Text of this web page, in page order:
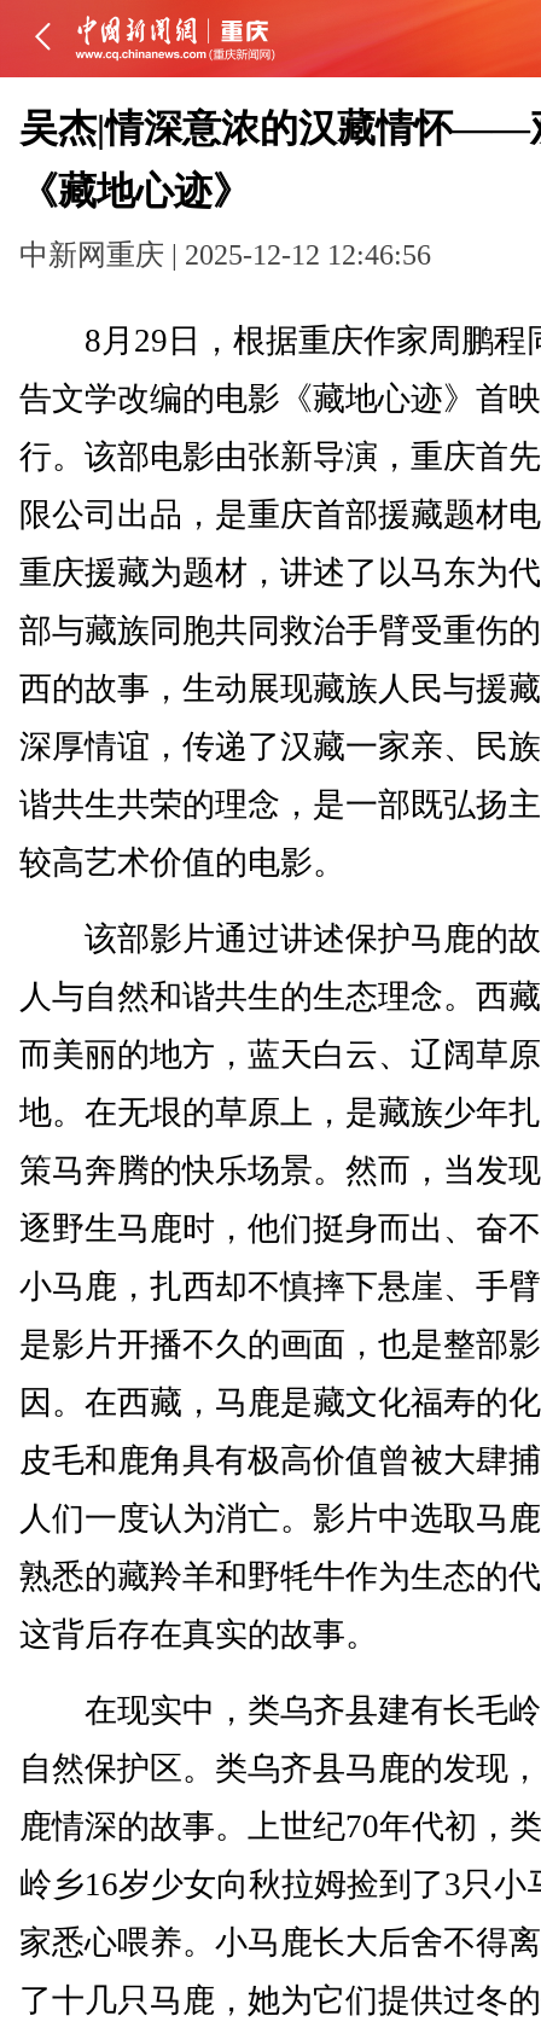
吴杰|情深意浓的汉藏情怀——
《藏地心迹》
中新网重庆 | 2025-12-12 12:46:56
8月29日，根据重庆作家周鹏程
告文学改编的电影《藏地心迹》首
行。该部电影由张新导演，重庆首
限公司出品，是重庆首部援藏题材
重庆援藏为题材，讲述了以马东为
部与藏族同胞共同救治手臂受重伤
西的故事，生动展现藏族人民与援
深厚情谊，传递了汉藏一家亲、民
谐共生共荣的理念，是一部既弘扬
较高艺术价值的电影。
该部影片通过讲述保护马鹿的故
人与自然和谐共生的生态理念。西
而美丽的地方，蓝天白云、辽阔草
地。在无垠的草原上，是藏族少年
策马奔腾的快乐场景。然而，当发
逐野生马鹿时，他们挺身而出、奋
小马鹿，扎西却不慎摔下悬崖、手
是影片开播不久的画面，也是整部
因。在西藏，马鹿是藏文化福寿的
皮毛和鹿角具有极高价值曾被大肆
人们一度认为消亡。影片中选取马
熟悉的藏羚羊和野牦牛作为生态的
这背后存在真实的故事。
在现实中，类乌齐县建有长毛岭
自然保护区。类乌齐县马鹿的发现
鹿情深的故事。上世纪70年代初，
岭乡16岁少女向秋拉姆捡到了3只小
家悉心喂养。小马鹿长大后舍不得
了十几只马鹿，她为它们提供过冬